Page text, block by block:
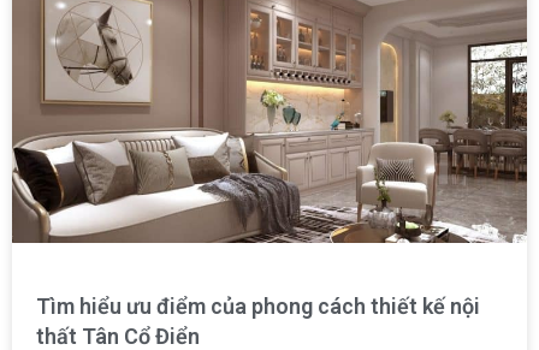
Tìm hiểu ưu điểm của phong cách thiết kế nội
thất Tân Cổ Điển